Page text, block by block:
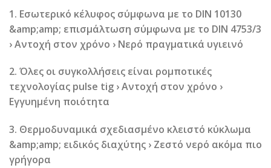
1. Εσωτερικό κέλυφος σύμφωνα με το DIN 10130
&amp;amp; επισμάλτωση σύμφωνα με το DIN 4753/3
› Αντοχή στον χρόνο › Νερό πραγματικά υγιεινό
2. Όλες οι συγκολλήσεις είναι ρομποτικές
τεχνολογίας pulse tig › Αντοχή στον χρόνο ›
Εγγυημένη ποιότητα
3. Θερμοδυναμικά σχεδιασμένο κλειστό κύκλωμα
&amp;amp; ειδικός διαχύτης › Ζεστό νερό ακόμα πιο
γρήγορα